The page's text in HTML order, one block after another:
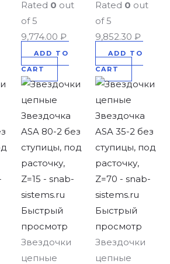
Rated 0 out
of 5
9,774.00 ₽
ADD TO
CART
Rated 0 out
of 5
9,852.30₽
ADD TO
CART
Быстрый
просмотр
Звездочки
цепные
Быстрый
просмотр
Звездочки
цепные